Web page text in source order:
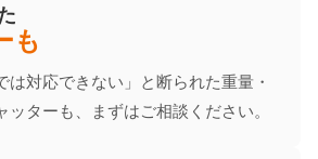
も
は対応できない」と断られた重量・
ッターも、まずはご相談ください。